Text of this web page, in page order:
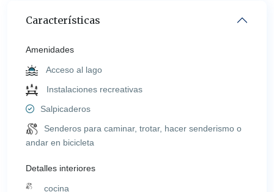
Características
Amenidades
Acceso al lago
Instalaciones recreativas
Salpicaderos
Senderos para caminar, trotar, hacer senderismo o
andar en bicicleta
Detalles interiores
cocina